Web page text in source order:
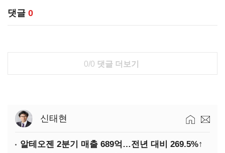
댓글 0
0/0 댓글 더보기
신태현
알테오젠 2분기 매출 689억…전년 대비 269.5%↑